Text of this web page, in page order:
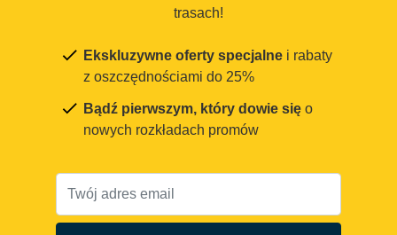
trasach!
Ekskluzywne oferty specjalne i rabaty
z oszczędnościami do 25%
Bądź pierwszym, który dowie się o
nowych rozkładach promów